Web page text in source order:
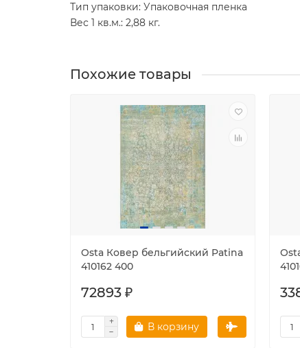
Тип упаковки: Упаковочная пленка
Вес 1 кв.м.: 2,88 кг.
Похожие товары
Osta Ковер бельгийский Patina
410162 400
72893 ₽
В корзину